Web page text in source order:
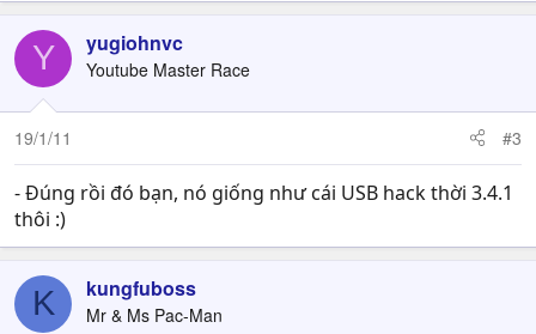
Y yugiohnvc
Youtube Master Race
19/1/11 #3
- Đúng rồi đó bạn, nó giống như cái USB hack thời 3.4.1
thôi :)
K kungfuboss
Mr & Ms Pac-Man